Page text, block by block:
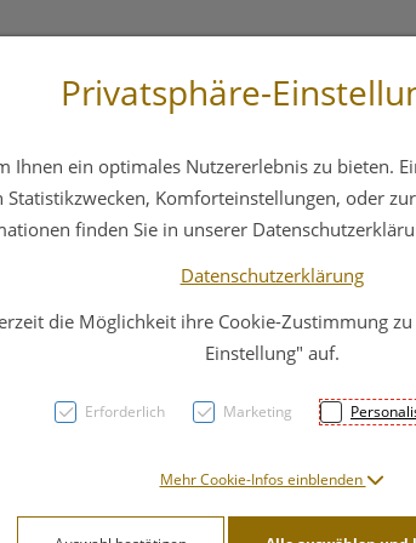
Hautpflege Familie
Privatsphäre-
Ihnen ein optimales Nutzererlebnis zu bieten.
Komforteinstellungen, oder
finden Sie in unserer
Datenschutzerklärung
die Möglichkeit ihre Cookie-Zustimmung
Einstellung" auf.
Erforderlich Marketing
Mehr Cookie-Infos einblenden